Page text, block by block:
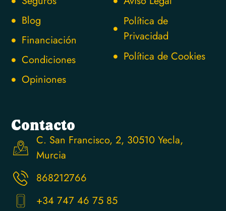
Blog
Financiación
Condiciones
Opiniones
Política de
Privacidad
Política de Cookies
Contacto
C. San Francisco, 2, 30510 Yecla,
Murcia
868212766
+34 747 46 75 85